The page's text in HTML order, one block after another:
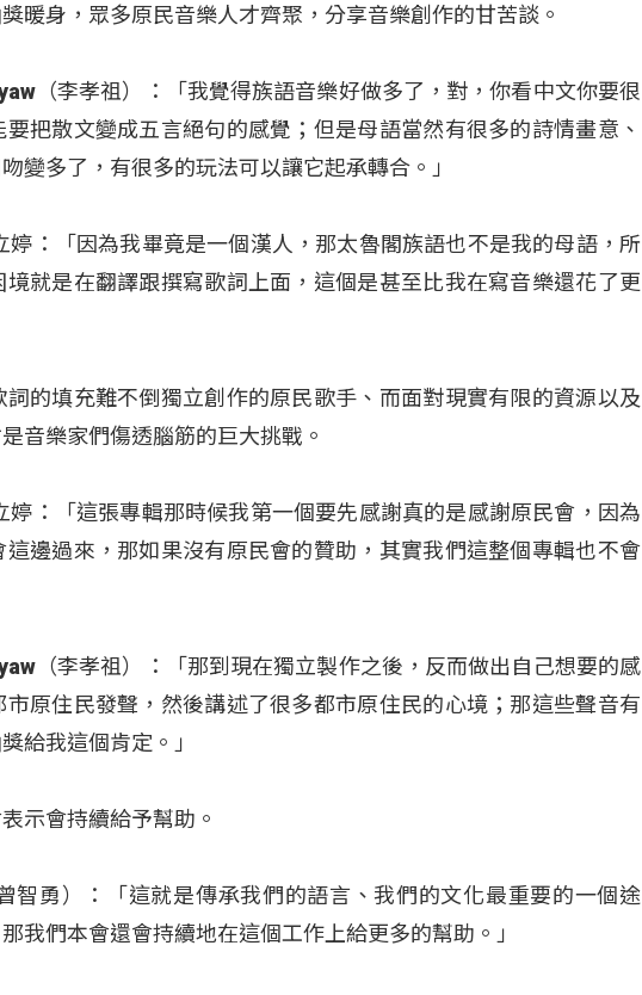
暖身，眾多原民音樂人才齊聚，分享音樂創作的甘苦談。
（李孝祖）：「我覺得族語音樂好做多了，對，你看中文你要很
把散文變成五言絕句的感覺；但是母語當然有很多的詩情畫意、
變多了，有很多的玩法可以讓它起承轉合。」
婷：「因為我畢竟是一個漢人，那太魯閣族語也不是我的母語，所
就是在翻譯跟撰寫歌詞上面，這個是甚至比我在寫音樂還花了更
的填充難不倒獨立創作的原民歌手、而面對現實有限的資源以及
音樂家們傷透腦筋的巨大挑戰。
婷：「這張專輯那時候我第一個要先感謝真的是感謝原民會，因為
邊過來，那如果沒有原民會的贊助，其實我們這整個專輯也不會
（李孝祖）：「那到現在獨立製作之後，反而做出自己想要的感
原住民發聲，然後講述了很多都市原住民的心境；那這些聲音有
給我這個肯定。」
示會持續給予幫助。
勇）：「這就是傳承我們的語言、我們的文化最重要的一個途
我們本會還會持續地在這個工作上給更多的幫助。」